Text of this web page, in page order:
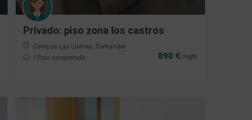
890 €/night
Privado: piso zona los castros
Campus Las Llamas Santander
/ Piso compartido